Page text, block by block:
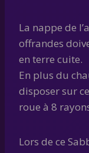
La nappe de
offrandes
en terre cuite.
En plus du
disposer sur
roue à 8
Lors de ce